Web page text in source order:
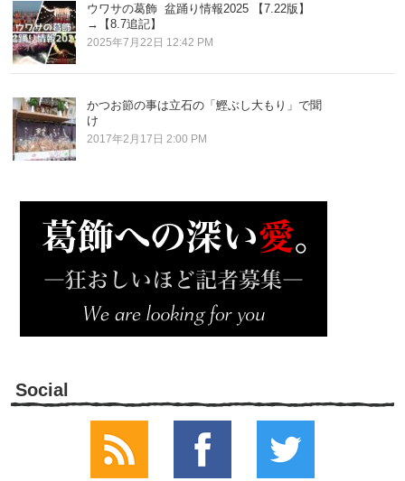
ウワサの葛飾 盆踊り情報2025 【7.22版】
→【8.7追記】
2025年7月22日 12:42 PM
かつお節の事は立石の「鰹ぶし大もり」で聞
け
2017年2月17日 2:00 PM
Social